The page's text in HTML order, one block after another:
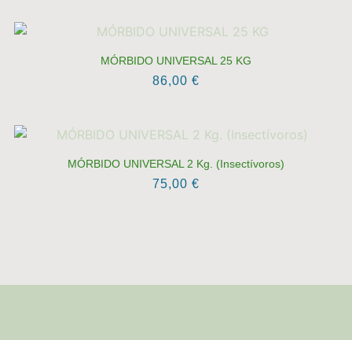
MÓRBIDO UNIVERSAL 25 KG
86,00 €
MÓRBIDO UNIVERSAL 2 Kg. (Insectívoros)
75,00 €